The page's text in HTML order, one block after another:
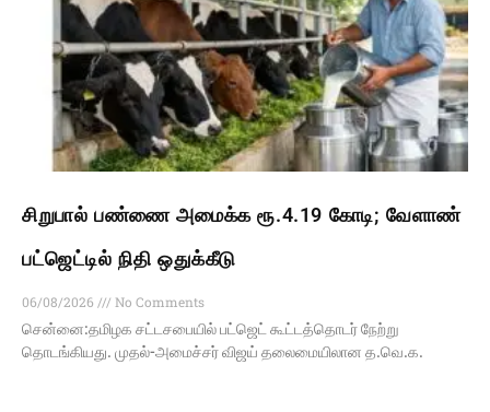
சிறுபால் பண்ணை அமைக்க ரூ.4.19 கோடி; வேளாண்
பட்ஜெட்டில் நிதி ஒதுக்கீடு
06/08/2026
No Comments
சென்னை:தமிழக சட்டசபையில் பட்ஜெட் கூட்டத்தொடர் நேற்று
தொடங்கியது. முதல்-அமைச்சர் விஜய் தலைமையிலான த.வெ.க.